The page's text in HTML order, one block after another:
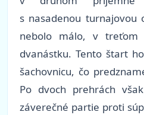
s nasadenou turnajovou
nebolo málo, v treťom
dvanástku. Tento štart
šachovnicu, čo
Po dvoch prehrách
záverečné partie proti